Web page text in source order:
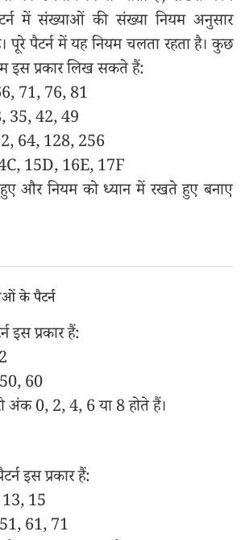
में संख्याओं की संख्या नियम अनुसार
पूरे पैटर्न में यह नियम चलता रहता है। कुछ
इस प्रकार लिख सकते हैं:
71, 76, 81
35, 42, 49
64, 128, 256
15D, 16E, 17F
और नियम को ध्यान में रखते हुए बनाए
के पैटर्न
प्रकार हैं:
60
0, 2, 4, 6 या 8 होते हैं।
इस प्रकार हैं:
15
61, 71